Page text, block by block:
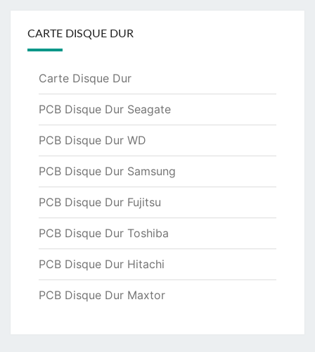
CARTE DISQUE DUR
Carte Disque Dur
PCB Disque Dur Seagate
PCB Disque Dur WD
PCB Disque Dur Samsung
PCB Disque Dur Fujitsu
PCB Disque Dur Toshiba
PCB Disque Dur Hitachi
PCB Disque Dur Maxtor